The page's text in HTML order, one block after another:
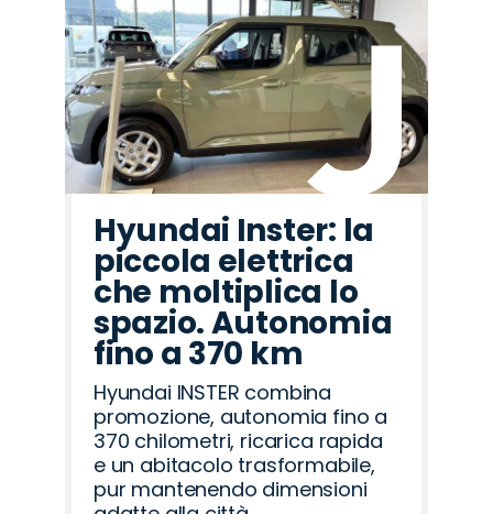
Hyundai Inster: la
piccola elettrica
che moltiplica lo
spazio. Autonomia
fino a 370 km
Hyundai INSTER combina
promozione, autonomia fino a
370 chilometri, ricarica rapida
e un abitacolo trasformabile,
pur mantenendo dimensioni